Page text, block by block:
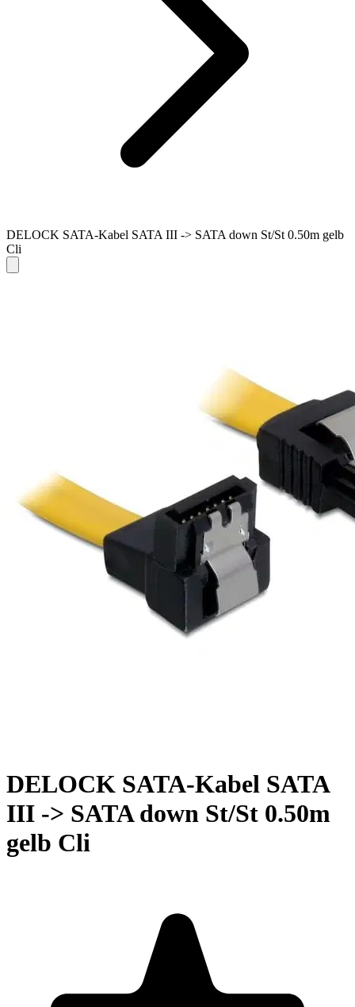
DELOCK SATA-Kabel SATA III -> SATA down St/St 0.50m gelb
Cli
DELOCK SATA-Kabel SATA
III -> SATA down St/St 0.50m
gelb Cli